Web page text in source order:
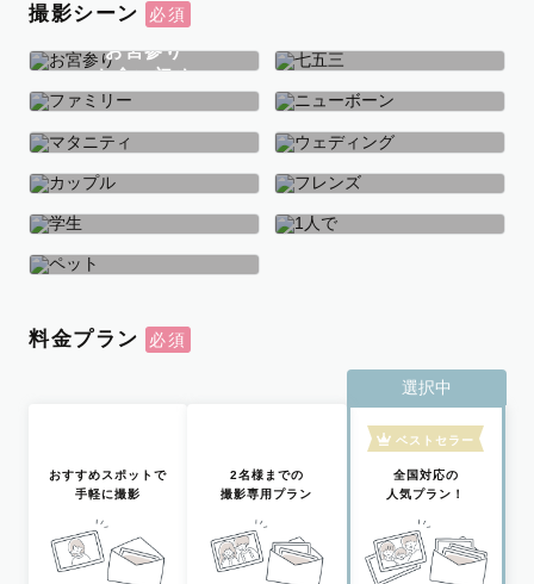
撮影シーン
お宮参り
お食い初め
七五三
ファミリー ニューボーン
マタニティ ウェディング
カップル フレンズ
学生
料金プラン
おすすめスポットで
手軽に撮影
2名様までの
撮影専用プラン
選択中
ベストセラー
全国対応の
人気プラン！